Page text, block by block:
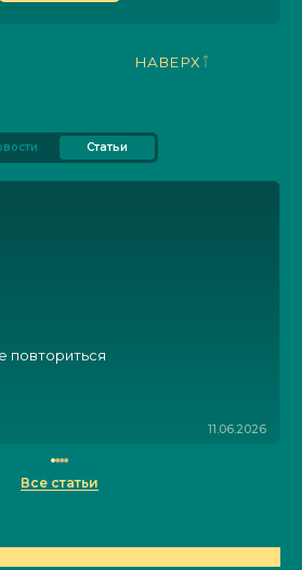
НАВЕРХ
Статьи
повториться
11.06.2026
Все статьи